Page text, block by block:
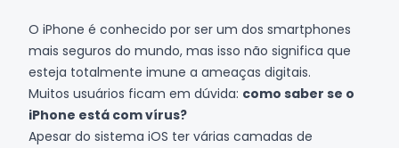
O iPhone é conhecido por ser um dos smartphones
mais seguros do mundo, mas isso não significa que
esteja totalmente imune a ameaças digitais.
Muitos usuários ficam em dúvida: como saber se o
iPhone está com vírus?
Apesar do sistema iOS ter várias camadas de